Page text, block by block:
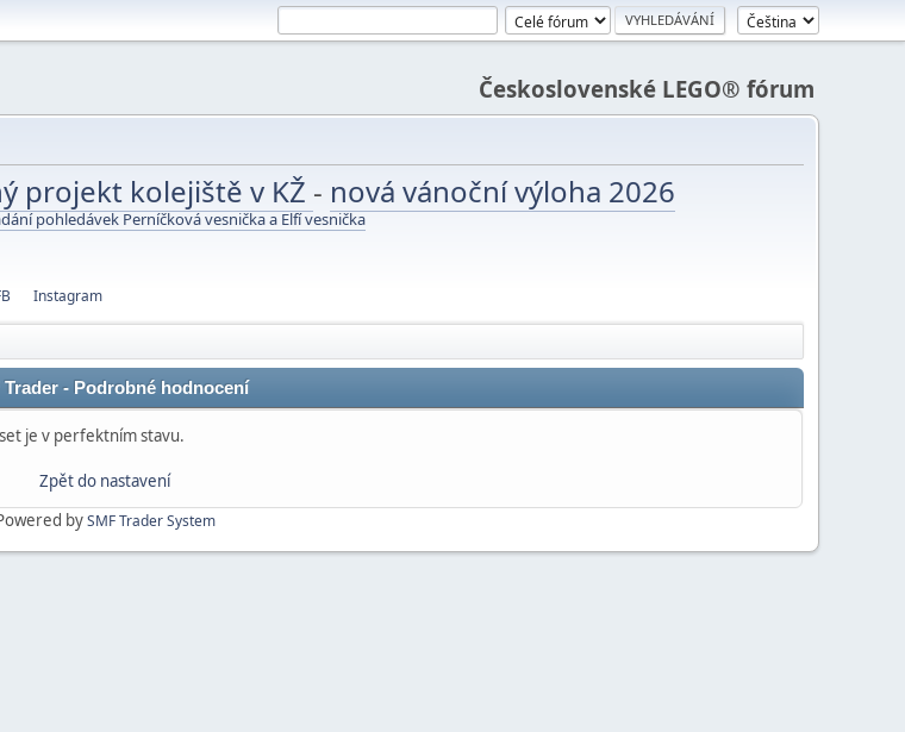
Československé LEGO® fórum
projekt kolejiště v KŽ - nová vánoční výloha 2026
pohledávek Perníčková vesnička a Elfí vesnička
Instagram
Trader - Podrobné hodnocení
je v perfektním stavu.
Zpět do nastavení
bySMF Trader System